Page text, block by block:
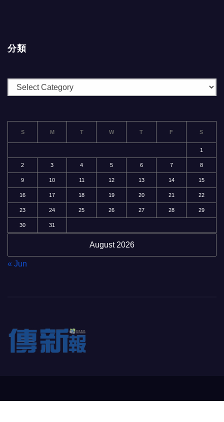
分類
August 2026
S M T W T F S
1
2 3 4 5 6 7 8
9 10 11 12 13 14 15
16 17 18 19 20 21 22
23 24 25 26 27 28 29
30 31
« Jun